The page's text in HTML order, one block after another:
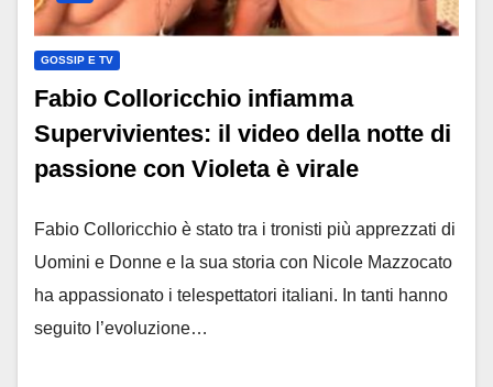
GOSSIP E TV
Fabio Colloricchio infiamma
Supervivientes: il video della notte di
passione con Violeta è virale
Fabio Colloricchio è stato tra i tronisti più apprezzati di
Uomini e Donne e la sua storia con Nicole Mazzocato
ha appassionato i telespettatori italiani. In tanti hanno
seguito l’evoluzione…